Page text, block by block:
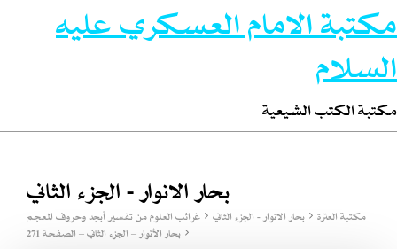
مكتبة الامام العسكري عليه
السلام
مكتبة الكتب الشيعية
بحار الانوار - الجزء الثاني
مكتبة العترة بحار الانوار - الجزء الثاني
غرائب العلوم من تفسير أبجد وحروف المعجم
بحار الأنوار – الجزء الثاني – الصفحة 271